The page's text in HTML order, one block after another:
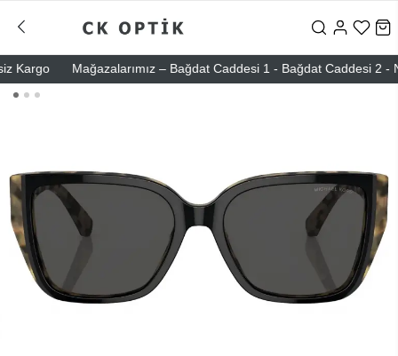
Mağazalarımız – Bağdat Caddesi 1 - Bağdat Caddesi 2 -